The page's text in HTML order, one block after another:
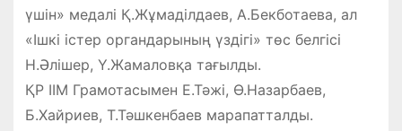
үшін» медалі Қ.Жұмаділдаев, А.Бекботаева, ал
«Ішкі істер органдарының үздігі» төс белгісі
Н.Әлішер, Ү.Жамаловқа тағылды.
ҚР ІІМ Грамотасымен Е.Тәжі, Ө.Назарбаев,
Б.Хайриев, Т.Тәшкенбаев марапатталды.